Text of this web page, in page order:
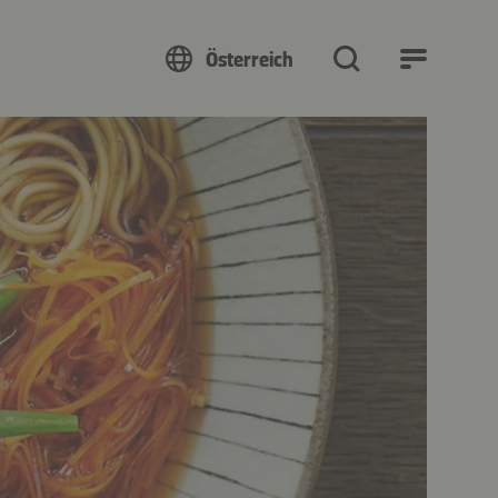
Österreich